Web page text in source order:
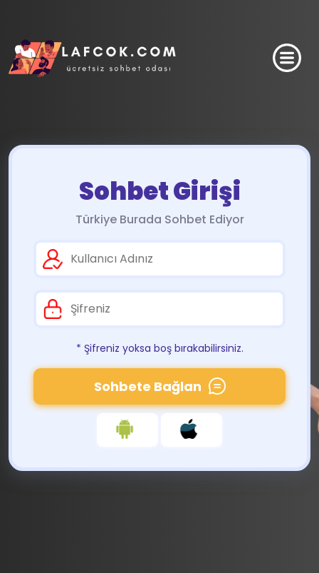
Sohbet Girişi
Türkiye Burada Sohbet Ediyor
* Şifreniz yoksa boş bırakabilirsiniz.
Sohbete Bağlan